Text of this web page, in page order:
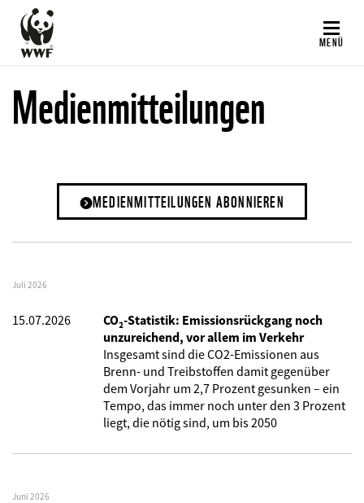
Direkt
zum
Inhalt
MENÜ
Medienmitteilungen
MEDIENMITTEILUNGEN ABONNIEREN
Juli 2026
15.07.2026
CO₂-Statistik: Emissionsrückgang noch
unzureichend, vor allem im Verkehr
Insgesamt sind die CO2-Emissionen aus
Brenn- und Treibstoffen damit gegenüber
dem Vorjahr um 2,7 Prozent gesunken – ein
Tempo, das immer noch unter den 3 Prozent
liegt, die nötig sind, um bis 2050
Juni 2026